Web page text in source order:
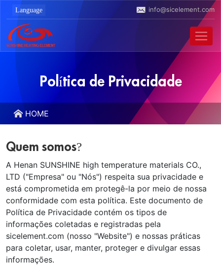
info@sicelement.com
Política de Privacidade
HOME
Quem somos?
A Henan SUNSHINE high temperature materials CO.,
LTD ("Empresa" ou "Nós") respeita sua privacidade e
está comprometida em protegê-la por meio de nossa
conformidade com esta política. Este documento de
Política de Privacidade contém os tipos de
informações coletadas e registradas pela
sicelement.com (nosso "Website") e nossas práticas
para coletar, usar, manter, proteger e divulgar essas
informações.